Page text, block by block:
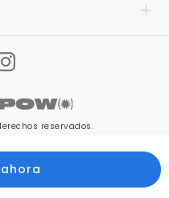
reservados.